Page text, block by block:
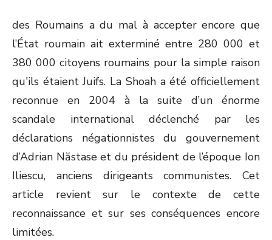
des Roumains a du mal à accepter encore que
l’État roumain ait exterminé entre 280 000 et
380 000 citoyens roumains pour la simple raison
qu'ils étaient Juifs. La Shoah a été officiellement
reconnue en 2004 à la suite d’un énorme
scandale international déclenché par les
déclarations négationnistes du gouvernement
d’Adrian Năstase et du président de l’époque Ion
Iliescu, anciens dirigeants communistes. Cet
article revient sur le contexte de cette
reconnaissance et sur ses conséquences encore
limitées.